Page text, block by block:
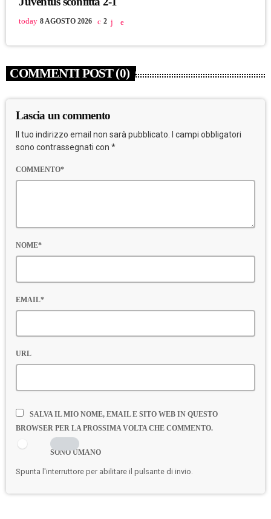
today 8 AGOSTO 2026 2
COMMENTI POST (0)
Lascia un commento
Il tuo indirizzo email non sarà pubblicato. I campi obbligatori
sono contrassegnati con *
COMMENTO*
NOME*
EMAIL*
URL
SALVA IL MIO NOME, EMAIL E SITO WEB IN QUESTO
BROWSER PER LA PROSSIMA VOLTA CHE COMMENTO.
SONO UMANO
Spunta l'interruttore per abilitare il pulsante di invio.